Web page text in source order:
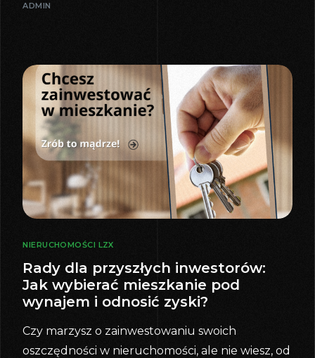
ADMIN
NIERUCHOMOŚCI LZX
Rady dla przyszłych inwestorów:
Jak wybierać mieszkanie pod
wynajem i odnosić zyski?
Czy marzysz o zainwestowaniu swoich
oszczędności w nieruchomości, ale nie wiesz, od